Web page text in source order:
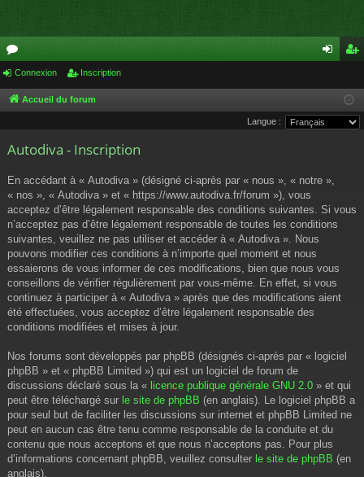
or
u
s
cri
pti
Connexion Inscription
Accueil du forum
Langue :
Autodiva - Inscription
En accédant à « Autodiva » (désigné ci-après par « nous », « notre »,
« nos », « Autodiva » et « https://www.autodiva.fr/forum »), vous
acceptez d’être légalement responsable des conditions suivantes. Si vous
n’acceptez pas d’être légalement responsable de toutes les conditions
suivantes, veuillez ne pas utiliser et accéder à « Autodiva ». Nous
pouvons modifier ces conditions à n’importe quel moment et nous
essaierons de vous informer de ces modifications, bien que nous vous
conseillons de vérifier régulièrement par vous-même. En effet, si vous
continuez à participer à « Autodiva » après que des modifications aient
été effectuées, vous acceptez d’être légalement responsable des
conditions modifiées et mises à jour.
Nos forums sont développés par phpBB (désignés ci-après par « logiciel
phpBB » et « phpBB Limited ») qui est un logiciel de forum de
discussions déclaré sous la « licence publique générale GNU 2.0 » et qui
peut être téléchargé sur le site de phpBB (en anglais). Le logiciel phpBB a
pour seul but de faciliter les discussions sur internet et phpBB Limited ne
peut en aucun cas être tenu comme responsable de la conduite et du
contenu que nous acceptons et que nous n’acceptons pas. Pour plus
d’informations concernant phpBB, veuillez consulter le site de phpBB (en
anglais).